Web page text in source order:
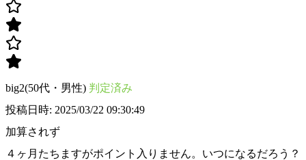
big2(50代・男性) 判定済み
投稿日時: 2025/03/22 09:30:49
加算されず
４ヶ月たちますがポイント入りません。いつになるだろう？